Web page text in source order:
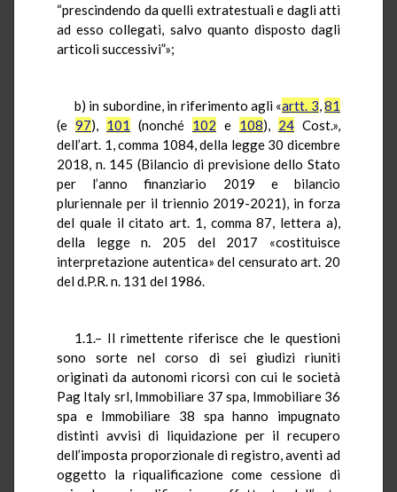
“prescindendo da quelli extratestuali e dagli atti
ad esso collegati, salvo quanto disposto dagli
articoli successivi”»;
b) in subordine, in riferimento agli «artt. 3,81
(e 97), 101 (nonché 102 e 108), 24 Cost.»,
dell’art. 1, comma 1084, della legge 30 dicembre
2018, n. 145 (Bilancio di previsione dello Stato
per l’anno finanziario 2019 e bilancio
pluriennale per il triennio 2019-2021), in forza
del quale il citato art. 1, comma 87, lettera a),
della legge n. 205 del 2017 «costituisce
interpretazione autentica» del censurato art. 20
del d.P.R. n. 131 del 1986.
1.1.– Il rimettente riferisce che le questioni
sono sorte nel corso di sei giudizi riuniti
originati da autonomi ricorsi con cui le società
Pag Italy srl, Immobiliare 37 spa, Immobiliare 36
spa e Immobiliare 38 spa hanno impugnato
distinti avvisi di liquidazione per il recupero
dell’imposta proporzionale di registro, aventi ad
oggetto la riqualificazione come cessione di